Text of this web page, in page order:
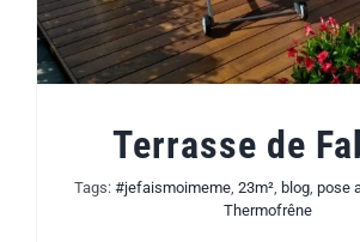
Terrasse de
Tags: #jefaismoimeme, 23m², blog, pose
Thermofrêne